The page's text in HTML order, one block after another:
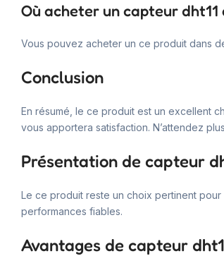
Où acheter un capteur dht11
Vous pouvez acheter un ce produit dans
Conclusion
En résumé, le ce produit est un excellent
vous apportera satisfaction. N’attendez
Présentation de capteur
Le ce produit reste un choix pertinent pour
performances fiables.
Avantages de capteur